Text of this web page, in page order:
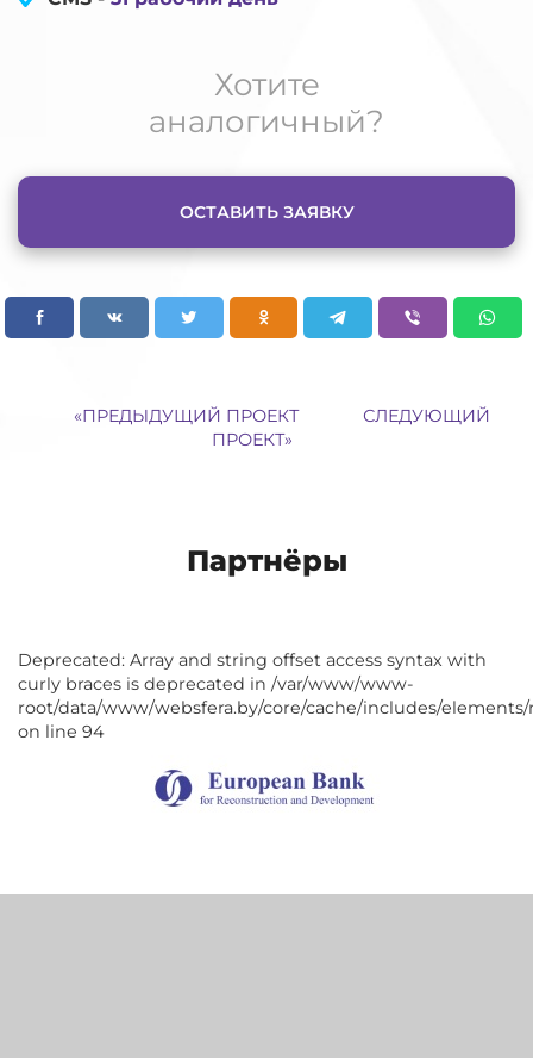
Хотите
аналогичный?
ОСТАВИТЬ ЗАЯВКУ
«ПРЕДЫДУЩИЙ ПРОЕКТ
СЛЕДУЮЩИЙ
ПРОЕКТ»
Партнёры
Deprecated: Array and string offset access syntax with
curly braces is deprecated in /var/www/www-
root/data/www/websfera.by/core/cache/includes/
on line 94